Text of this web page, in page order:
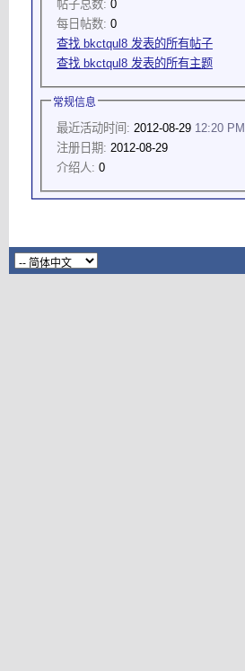
帖子总数: 0
每日帖数: 0
查找 bkctqul8 发表的所有帖子
查找 bkctqul8 发表的所有主题
常规信息
最近活动时间: 2012-08-29 12:20 PM
注册日期: 2012-08-29
介绍人: 0